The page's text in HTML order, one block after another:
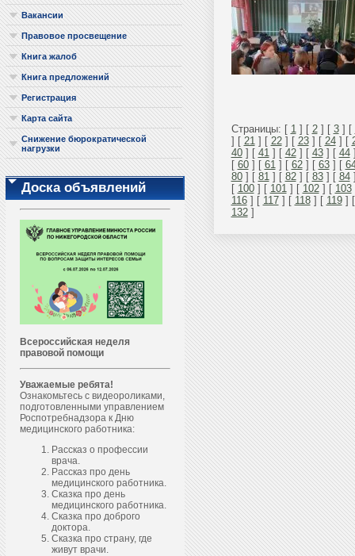
Вакансии
Правовое просвещение
Книга жалоб
Книга предложений
Регистрация
Карта сайта
Снижение бюрократической
нагрузки
Доска объявлений
Всероссийская неделя
правовой помощи
Уважаемые ребята!
Ознакомьтесь с видеороликами,
подготовленными управлением
Роспотребнадзора к Дню
медицинского работника:
Рассказ о профессии
врача.
Рассказ про день
медицинского работника.
Сказка про день
медицинского работника.
Сказка про доброго
доктора.
Сказка про страну, где
живут врачи.
Страницы: [ 1 ] [ 2] [ 3] [
] [ 21 ] [ 22] [ 23] [ 24] [
40] [ 41 ] [ 42] [ 43] [ 44
[ 60] [ 61 ] [ 62] [ 63] [
80] [ 81 ] [ 82] [ 83] [ 84
[ 100] [ 101 ] [ 102] [ 103
116] [ 117] [ 118] [ 119]
132]